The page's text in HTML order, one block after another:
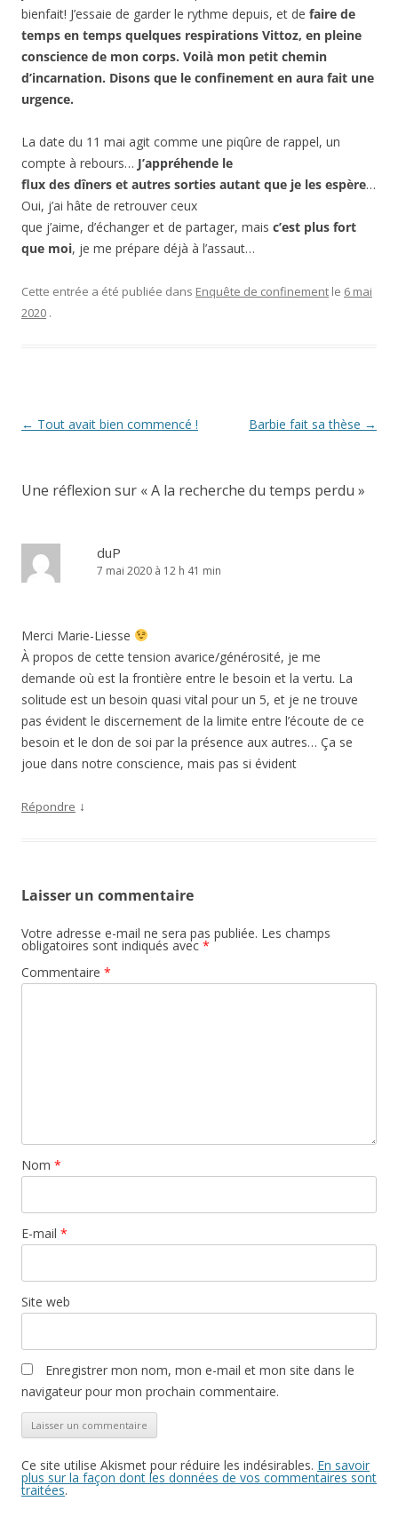
bienfait! J’essaie de garder le rythme depuis, et de faire de
temps en temps quelques respirations Vittoz, en pleine
conscience de mon corps. Voilà mon petit chemin
d’incarnation. Disons que le confinement en aura fait une
urgence.
La date du 11 mai agit comme une piqûre de rappel, un
compte à rebours… J’appréhende le
flux des dîners et autres sorties autant que je les espère…
Oui, j’ai hâte de retrouver ceux
que j’aime, d’échanger et de partager, mais c’est plus fort
que moi, je me prépare déjà à l’assaut…
Cette entrée a été publiée dans Enquête de confinement le 6 mai
2020 .
Navigation
← Tout avait bien commencé ! Barbie fait sa thèse →
Une réflexion sur «A la recherche du temps perdu »
duP
7 mai 2020 à 12 h 41 min
Merci Marie-Liesse
À propos de cette tension avarice/générosité, je me
demande où est la frontière entre le besoin et la vertu. La
solitude est un besoin quasi vital pour un 5, et je ne trouve
pas évident le discernement de la limite entre l’écoute de ce
besoin et le don de soi par la présence aux autres… Ça se
joue dans notre conscience, mais pas si évident
Répondre ↓
Laisser un commentaire
Votre adresse e-mail ne sera pas publiée. Les champs
obligatoires sont indiqués avec *
Commentaire *
Nom *
E-mail *
Site web
Enregistrer mon nom, mon e-mail et mon site dans le
navigateur pour mon prochain commentaire.
Ce site utilise Akismet pour réduire les indésirables. En savoir
plus sur la façon dont les données de vos commentaires sont
traitées.